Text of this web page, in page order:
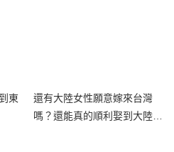
東
還有大陸女性願意嫁來台灣
嗎？還能真的順利娶到大陸新